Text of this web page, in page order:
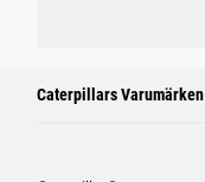
Caterpillars Varumärken